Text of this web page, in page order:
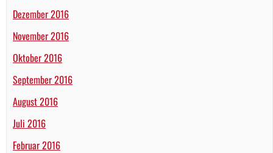
Dezember 2016
November 2016
Oktober 2016
September 2016
August 2016
Juli 2016
Februar 2016